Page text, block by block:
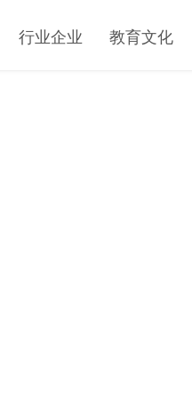
行业企业 教育文化